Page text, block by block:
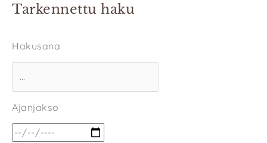
Tarkennettu haku
Hakusana
Ajanjakso